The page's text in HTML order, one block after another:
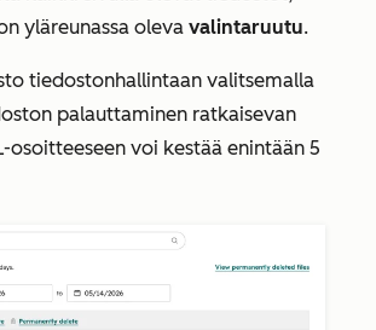
yläreunassa oleva valintaruutu.
tiedostonhallintaan valitsemalla
palauttaminen ratkaisevan
osoitteeseen voi kestää enintään 5